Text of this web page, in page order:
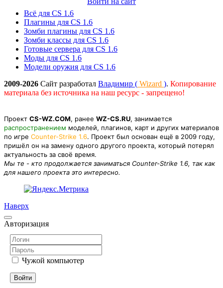
Всё для CS 1.6
Плагины для CS 1.6
Зомби плагины для CS 1.6
Зомби классы для CS 1.6
Готовые сервера для CS 1.6
Моды для CS 1.6
Модели оружия для CS 1.6
2009-2026 Сайт разработал Владимир ( Wizard ). Копирование
материала без источника на наш ресурс - запрещено!
Проект CS-WZ.COM, ранее WZ-CS.RU, занимается
распространением моделей, плагинов, карт и других материалов
по игре Counter-Strike 1.6. Проект был основан ещё в 2009 году,
пришёл он на замену одного другого проекта, который потерял
актуальность за своё время.
Мы те - кто продолжается заниматься Counter-Strike 1.6, так как
для нашего проекта это интересно.
Наверх
Авторизация
Чужой компьютер
Войти